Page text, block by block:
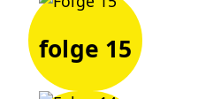
folge 15